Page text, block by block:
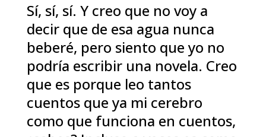
Sí, sí, sí. Y creo que no voy a
decir que de esa agua nunca
beberé, pero siento que yo no
podría escribir una novela. Creo
que es porque leo tantos
cuentos que ya mi cerebro
como que funciona en cuentos,